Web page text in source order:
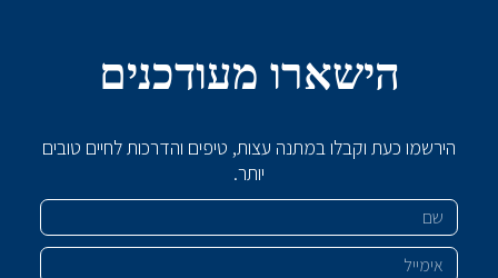
הישארו מעודכנים
הירשמו כעת וקבלו במתנה עצות, טיפים והדרכות לחיים טובים
יותר.
שם
אימייל